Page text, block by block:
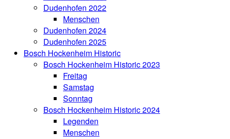
Dudenhofen 2022
Menschen
Dudenhofen 2024
Dudenhofen 2025
Bosch Hockenheim Historic
Bosch Hockenheim Historic 2023
Freitag
Samstag
Sonntag
Bosch Hockenheim Historic 2024
Legenden
Menschen